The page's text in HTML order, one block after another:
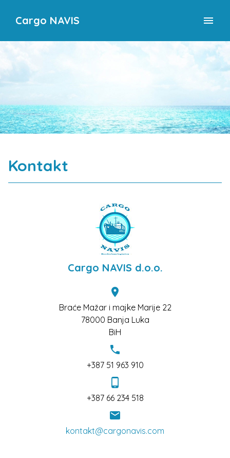
Cargo NAVIS menu
Kontakt
Cargo NAVIS d.o.o.
location_on
Braće Mažar i majke Marije 22
78000 Banja Luka
BiH
phone
+387 51 963 910
phone_android
+387 66 234 518
email
kontakt@cargonavis.com